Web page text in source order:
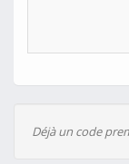
Déjà un code